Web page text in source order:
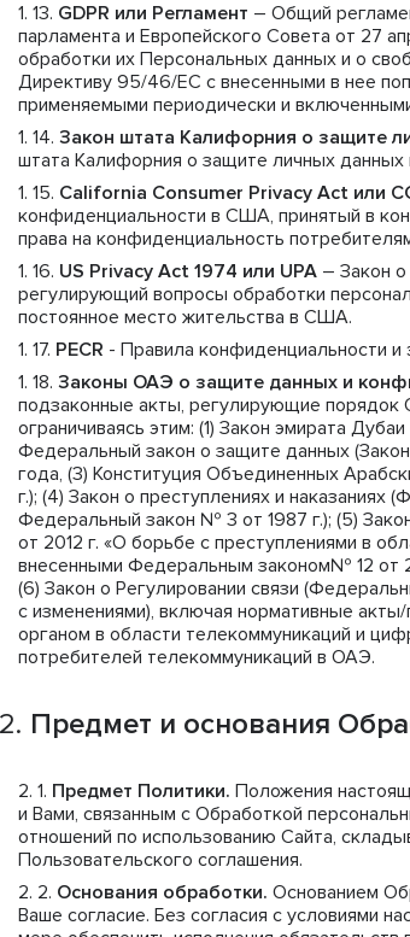
GDPR или Регламент – Общий
парламента и Европейского Совета от 27
обработки их Персональных данных и о
Директиву 95/46/ЕС с внесенными в нее
применяемыми периодически и
Закон штата Калифорния о защите
штата Калифорния о защите личных данных
California Consumer Privacy Act или
конфиденциальности в США, принятый в
права на конфиденциальность
US Privacy Act 1974 или UPA – Закон о
регулирующий вопросы обработки
постоянное место жительства в США.
PECR - Правила конфиденциальности
Законы ОАЭ о защите данных и
подзаконные акты, регулирующие порядок
ограничиваясь этим: (1) Закон эмирата
Федеральный закон о защите данных
года, (3) Конституция Объединенных
г.); (4) Закон о преступлениях и
Федеральный закон № 3 от 1987 г.); (5)
от 2012 г. «О борьбе с преступлениями в
внесенными Федеральным законом№ 12 от
(6) Закон о Регулировании связи
с изменениями), включая нормативные
органом в области телекоммуникаций и
потребителей телекоммуникаций в ОАЭ.
Предмет и основания
Предмет Политики. Положения
и Вами, связанным с Обработкой
отношений по использованию Сайта,
Пользовательского соглашения.
Основания обработки. Основанием
Ваше согласие. Без согласия с условиями